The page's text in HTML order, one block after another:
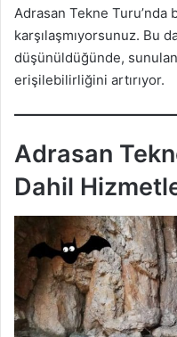
Adrasan Tekne Turu’nda
karşılaşmıyorsunuz. Bu
düşünüldüğünde,
erişilebilirliğini artırıyor.
Adrasan
Dahil